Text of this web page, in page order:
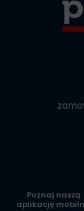
Poznaj naszą
aplikację